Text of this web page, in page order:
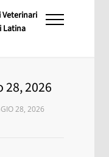
Veterinari
Latina
28, 2026
28, 2026